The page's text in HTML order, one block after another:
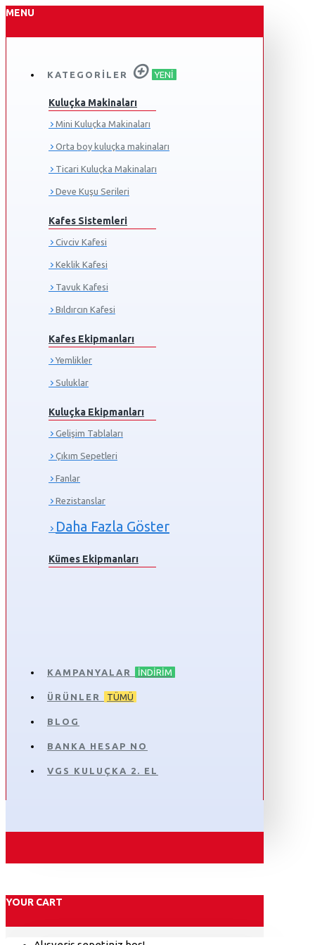
MENU
KATEGORILER YENI
Kuluçka Makinaları
Mini Kuluçka Makinaları
Orta boy kuluçka makinaları
Ticari Kuluçka Makinaları
Deve Kuşu Serileri
Kafes Sistemleri
Civciv Kafesi
Keklik Kafesi
Tavuk Kafesi
Bıldırcın Kafesi
Kafes Ekipmanları
Yemlikler
Suluklar
Kuluçka Ekipmanları
Gelişim Tablaları
Çıkım Sepetleri
Fanlar
Rezistanslar
Daha Fazla Göster
Kümes Ekipmanları
KAMPANYALAR İNDIRIM
ÜRÜNLER TÜMÜ
BLOG
BANKA HESAP NO
VGS KULUÇKA 2. EL
YOUR CART